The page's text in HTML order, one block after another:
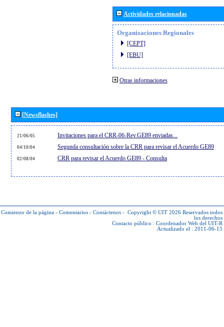
Actividades relacionadas
Organizaciones Regionales
[CEPT]
[EBU]
Otras informaciones
[Newsflashes]
21/06/05 Invitaciones para el CRR-06-Rev.GE89 enviadas...
04/10/04 Segunda consultación sobre la CRR para revisar el Acuerdo GE89
02/08/04 CRR para revisar el Acuerdo GE89 - Consulta
Comienzo de la página - Comentarios - Contáctenos - Copyright © UIT 2026 Reservados todos
los derechos
Contacto público : Coordenador Web del UIT-R
Actualizado el : 2011-06-15